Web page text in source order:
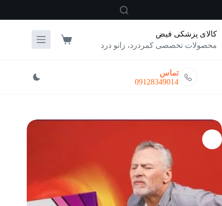
کالای پزشکی فیض
محصولات تخصصی کمردرد، زانو درد
سبد
تماس
09128349014